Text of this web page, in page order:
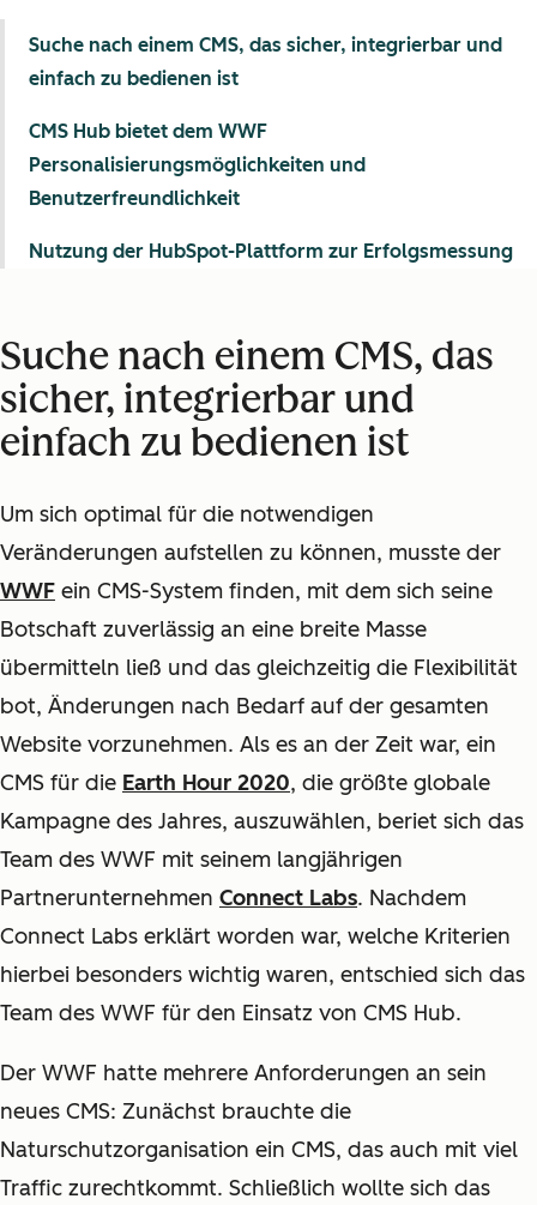
Suche nach einem CMS, das
sicher, integrierbar und
einfach zu bedienen ist
Um sich optimal für die notwendigen
Veränderungen aufstellen zu können, musste der
WWF ein CMS-System finden, mit dem sich seine
Botschaft zuverlässig an eine breite Masse
übermitteln ließ und das gleichzeitig die Flexibilität
bot, Änderungen nach Bedarf auf der gesamten
Website vorzunehmen. Als es an der Zeit war, ein
CMS für die Earth Hour 2020, die größte globale
Kampagne des Jahres, auszuwählen, beriet sich das
Team des WWF mit seinem langjährigen
Partnerunternehmen Connect Labs. Nachdem
Connect Labs erklärt worden war, welche Kriterien
hierbei besonders wichtig waren, entschied sich das
Team des WWF für den Einsatz von CMS Hub.
Der WWF hatte mehrere Anforderungen an sein
neues CMS: Zunächst brauchte die
Naturschutzorganisation ein CMS, das auch mit viel
Traffic zurechtkommt. Schließlich wollte sich das
Suche nach einem CMS, das sicher, integrierbar und
einfach zu bedienen ist
CMS Hub bietet dem WWF
Personalisierungsmöglichkeiten und
Benutzerfreundlichkeit
Nutzung der HubSpot-Plattform zur Erfolgsmessung